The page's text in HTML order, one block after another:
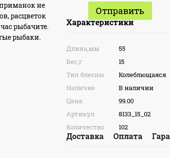
не
расцветок
рыбачите.
рыбаки.
Отправить
Характеристики
Длина,мм
55
Вес,г
15
Тип блесны
Колеблющаяся
Наличие
В наличии
Цена
99.00
Артикул
8133_15_02
Количество
102
Доставка Оплата